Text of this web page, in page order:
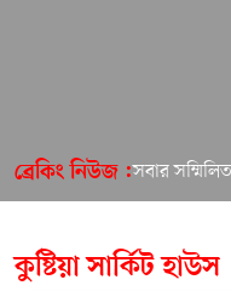
ব্রেকিং নিউজ :সবার
কুষ্টিয়া সার্কিট হাউস